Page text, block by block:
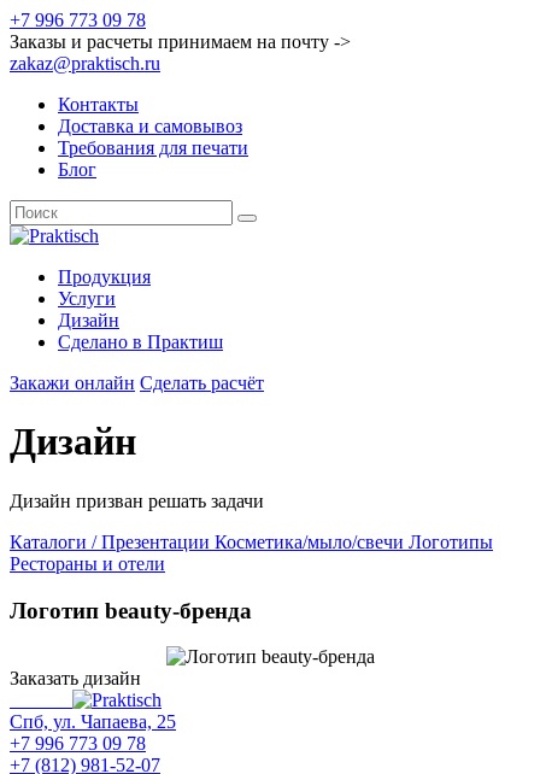
+7 996 773 09 78
Заказы и расчеты принимаем на почту ->
zakaz@praktisch.ru
Контакты
Доставка и самовывоз
Требования для печати
Блог
Продукция
Услуги
Дизайн
Cделано в Практиш
Закажи онлайн Сделать расчёт
Дизайн
Дизайн призван решать задачи
Каталоги / Презентации Косметика/мыло/свечи Логотипы
Рестораны и отели
Логотип beauty-бренда
Заказать дизайн
Спб, ул. Чапаева, 25
+7 996 773 09 78
+7 (812) 981-52-07